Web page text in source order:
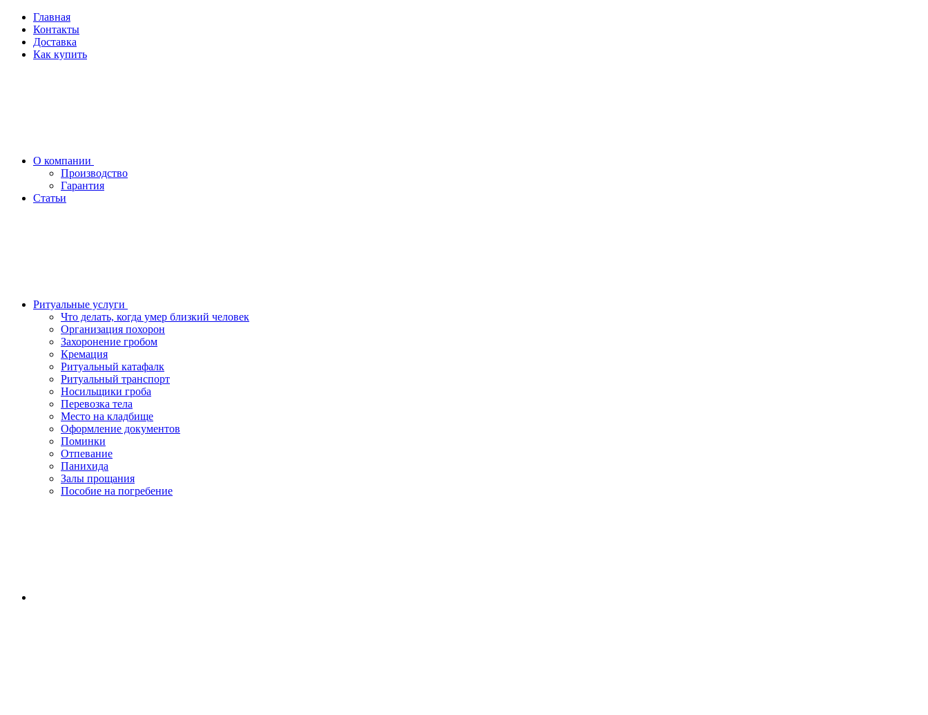
Главная
Контакты
Доставка
Как купить
О компании
Производство
Гарантия
Статьи
Ритуальные услуги
Что делать, когда умер близкий человек
Организация похорон
Захоронение гробом
Кремация
Ритуальный катафалк
Ритуальный транспорт
Носильщики гроба
Перевозка тела
Место на кладбище
Оформление документов
Поминки
Отпевание
Панихида
Залы прощания
Пособие на погребение